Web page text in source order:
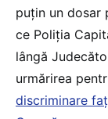
puțin un dosar
ce Poliția
lângă
urmărirea
discriminare